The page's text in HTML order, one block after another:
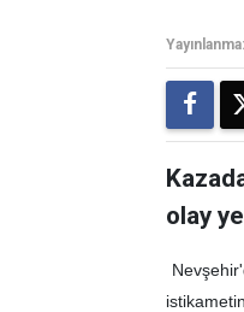
Yayınlanma:
olay